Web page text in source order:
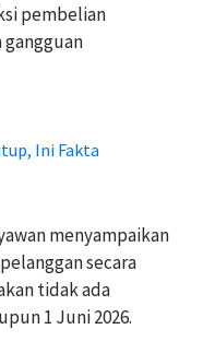
pembelian
gangguan
Ini Fakta
menyampaikan
secara
tidak ada
1 Juni 2026.